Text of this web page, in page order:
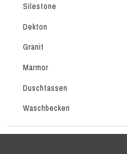
Silestone
Dekton
Granit
Marmor
Duschtassen
Waschbecken